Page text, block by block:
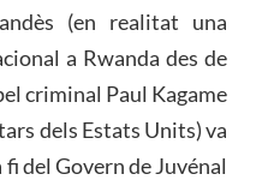
(en realitat una
a Rwanda des de
criminal Paul Kagame
dels Estats Units) va
del Govern de Juvénal